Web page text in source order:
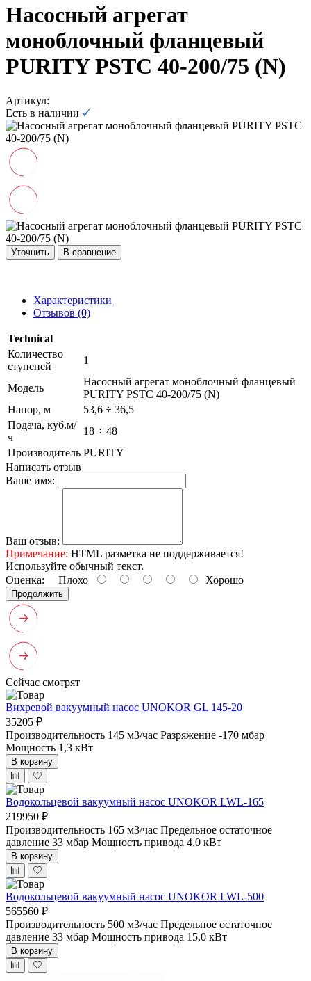
Насосный агрегат
моноблочный фланцевый
PURITY PSTC 40-200/75 (N)
Артикул:
Есть в наличии
Уточнить В сравнение
Характеристики
Отзывов (0)
Technical
Количество
ступеней
1
Модель
Насосный агрегат моноблочный фланцевый
PURITY PSTC 40-200/75 (N)
Напор, м
53,6 ÷ 36,5
Подача, куб.м/
ч
18 ÷ 48
Производитель PURITY
Написать отзыв
Ваше имя:
Ваш отзыв:
Примечание: HTML разметка не поддерживается!
Используйте обычный текст.
Оценка: Плохо Хорошо
Продолжить
Сейчас смотрят
Вихревой вакуумный насос UNOKOR GL 145-20
35205 ₽
Производительность 145 м3/час Разряжение -170 мбар
Мощность 1,3 кВт
В корзину
Водокольцевой вакуумный насос UNOKOR LWL-165
219950 ₽
Производительность 165 м3/час Предельное остаточное
давление 33 мбар Мощность привода 4,0 кВт
В корзину
Водокольцевой вакуумный насос UNOKOR LWL-500
565560 ₽
Производительность 500 м3/час Предельное остаточное
давление 33 мбар Мощность привода 15,0 кВт
В корзину